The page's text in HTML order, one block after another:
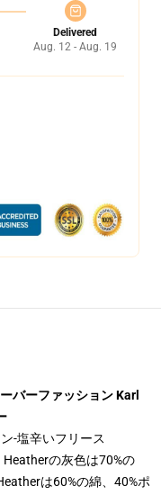
Delivered
Aug. 12 - Aug. 19
バーファッション Karl
-塩辛いフリース
の灰色は70%の
は60%の綿、40%ポ